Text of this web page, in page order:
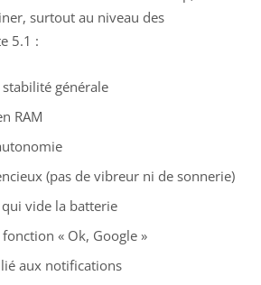
surtout au niveau des
5.1 :
générale
RAM
(pas de vibreur ni de sonnerie)
vide la batterie
« Ok, Google »
aux notifications